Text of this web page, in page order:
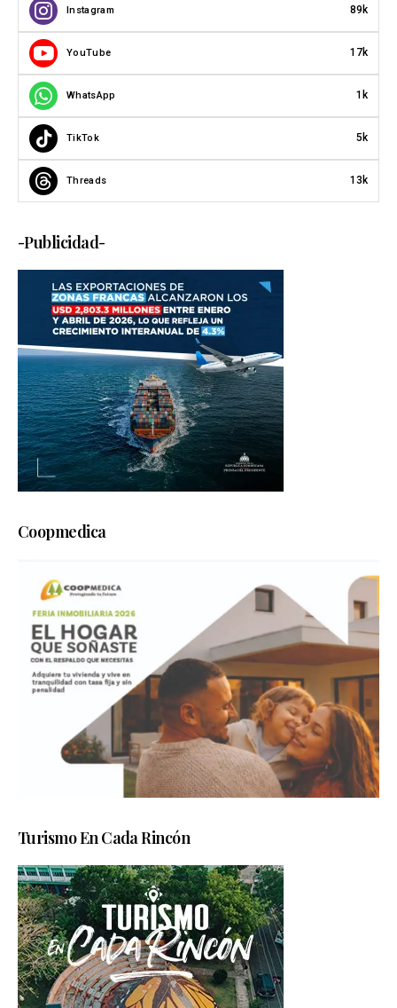
Instagram 89k
YouTube 17k
WhatsApp 1k
TikTok 5k
Threads 13k
-Publicidad-
Coopmedica
Turismo En Cada Rincón